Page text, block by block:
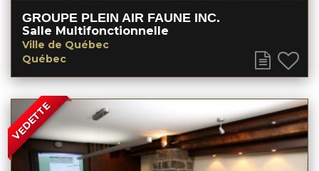
GROUPE PLEIN AIR FAUNE INC.
Salle Multifonctionnelle
Ville de Québec
Québec
VEDETTE